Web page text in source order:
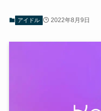
アイドル 2022年8月9日